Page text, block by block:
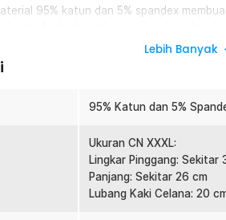
95% katun dan 5% spandex
celana dalam ini walaupun menjalankan
ini tersedia dengan beberapa pilihan set
ukuran yang tepat sesuai dengan
Lebih Banyak
95% Katun dan 5%
Ukuran CN XXXL:
Lingkar Pinggang: Sekitar
Panjang: Sekitar 26 cm
Lubang Kaki Celana: 20